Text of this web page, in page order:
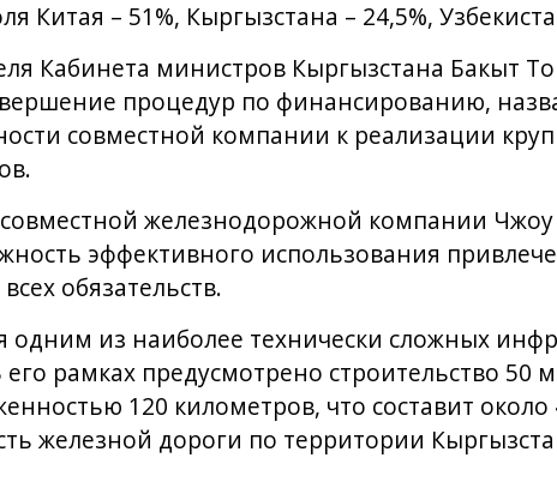
Китая – 51%, Кыргызстана – 24,5%,
Кабинета министров Кыргызстана Бакыт
процедур по финансированию,
совместной компании к реализации
железнодорожной компании
эффективного использования
обязательств.
одним из наиболее технически сложных
рамках предусмотрено строительство 50
120 километров, что составит около
железной дороги по территории